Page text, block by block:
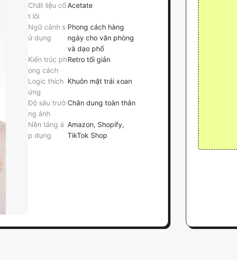
Chất liệu cố
t lõi
Acetate
Ngữ cảnh s
ử dụng
Phong cách hàng
ngày cho văn phòng
và dạo phố
Kiến trúc ph
ong cách
Retro tối giản
Logic thích
ứng
Khuôn mặt trái xoan
Độ sâu trườ
ng ảnh
Chân dung toàn thân
Nền tảng á
p dụng
Amazon, Shopify,
TikTok Shop